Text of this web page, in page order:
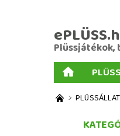
Plüssjátékok,
MENNYISÉGI